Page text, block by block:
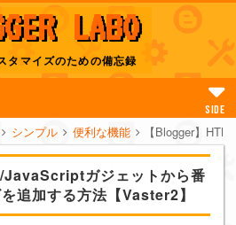
LABO
タマイズのための備忘録
SIDE
シンプル 便利な機能 【Blogger】
JavaScriptガジェットから番
追加する方法【Vaster2】